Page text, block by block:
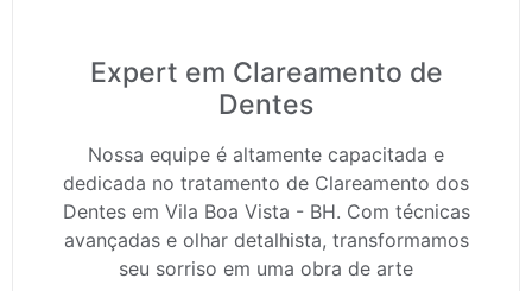
Expert em Clareamento de
Dentes
Nossa equipe é altamente capacitada e
dedicada no tratamento de Clareamento dos
Dentes em Vila Boa Vista - BH. Com técnicas
avançadas e olhar detalhista, transformamos
seu sorriso em uma obra de arte